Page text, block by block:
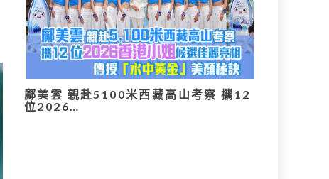
鄺美雲 親赴5100米西藏高山考察 攜12
位2026…